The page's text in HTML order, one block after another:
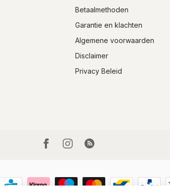
Betaalmethoden
Garantie en klachten
Algemene voorwaarden
Disclaimer
Privacy Beleid